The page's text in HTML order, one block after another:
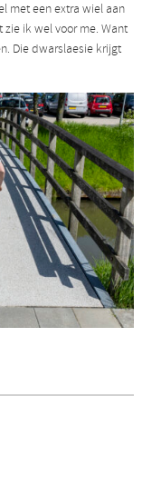
met een extra wiel aan
zie ik wel voor me. Want
Die dwarslaesie krijgt